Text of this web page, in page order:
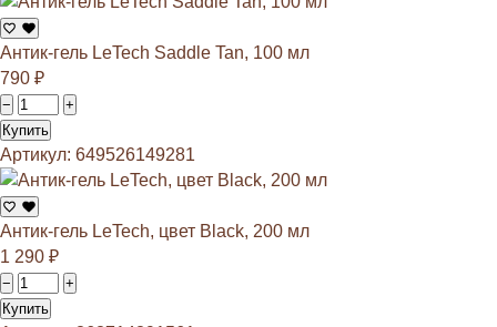
Антик-гель LeTech Saddle Tan, 100 мл
790 ₽
−
+
Купить
Артикул: 649526149281
Антик-гель LeTech, цвет Black, 200 мл
1 290 ₽
−
+
Купить